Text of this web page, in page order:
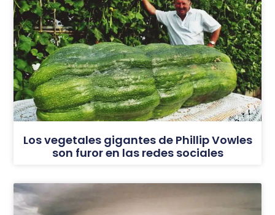
Los vegetales gigantes de Phillip Vowles
son furor en las redes sociales